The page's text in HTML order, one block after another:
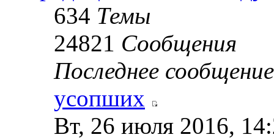
634 Темы
24821 Сообщения
Последнее сообщение
усопших
Вт, 26 июля 2016,